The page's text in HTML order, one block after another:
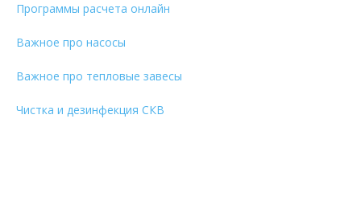
Программы расчета онлайн
Важное про насосы
Важное про тепловые завесы
Чистка и дезинфекция СКВ